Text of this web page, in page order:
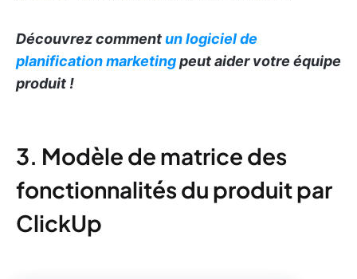
Découvrez commentun logiciel de
planification marketingpeut aider votre équipe
produit !
3. Modèle de matrice des
fonctionnalités du produit par
ClickUp